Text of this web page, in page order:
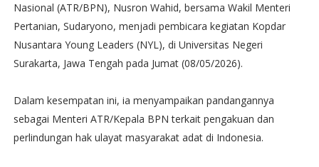
Nasional (ATR/BPN), Nusron Wahid, bersama Wakil Menteri
Pertanian, Sudaryono, menjadi pembicara kegiatan Kopdar
Nusantara Young Leaders (NYL), di Universitas Negeri
Surakarta, Jawa Tengah pada Jumat (08/05/2026).
Dalam kesempatan ini, ia menyampaikan pandangannya
sebagai Menteri ATR/Kepala BPN terkait pengakuan dan
perlindungan hak ulayat masyarakat adat di Indonesia.